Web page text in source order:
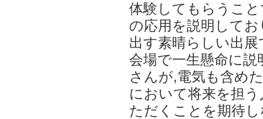
体験してもらうこ
の応用を説明して
出す素晴らしい出展
会場で一生懸命に
さんが,電気も含め
において将来を担
ただくことを期待